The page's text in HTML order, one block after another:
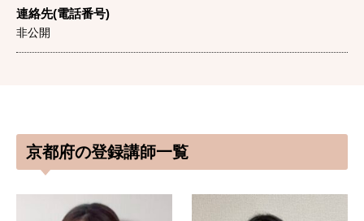
連絡先(電話番号)
非公開
京都府の登録講師一覧